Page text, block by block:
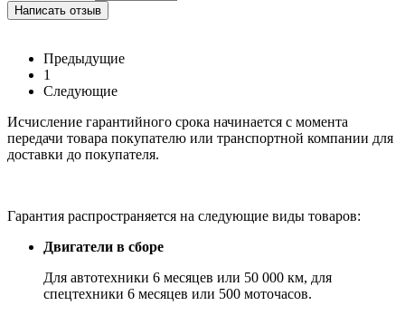
Написать отзыв
Предыдущие
1
Следующие
Исчисление гарантийного срока начинается с момента
передачи товара покупателю или транспортной компании для
доставки до покупателя.
Гарантия распространяется на следующие виды товаров:
Двигатели в сборе
Для автотехники 6 месяцев или 50 000 км, для
спецтехники 6 месяцев или 500 моточасов.